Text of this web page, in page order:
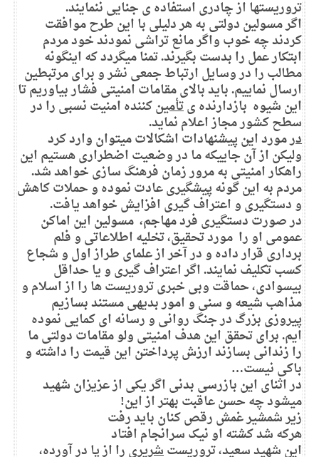
تروریستها از چادری استفاده ی جنایی ننمایند.
اگر مسولین دولتی به هر دلیلی با این طرح موافقت
کردند چه خوب واگر مانع تراشی نمودند خود مردم
ابتکار عمل را بدست بگیرند. تمنا میگردد که اینگونه
مطالب را در وسایل ارتباط جمعی نشر و برای مرتبطین
ارسال نماییم. باید بالای مقامات امنیتی فشار بیاوریم تا
این شیوه بازدارنده یتأمینکننده امنیت نسبی را در
سطح کشور مجاز اعلام نماید.
درمورد این پیشنهادات اشکالات میتوان وارد کرد
ولیکن از آن جاییکه ما در وضعیت اضطراری هستیم این
راهکار امنیتی به مرور زمان فرهنگ سازی خواهد شد.
مردم به این گونه پیشگیری عادت نموده و حملات کاهش
و دستگیری و اعتراف گیری افزایش خواهد یافت.
در صورت دستگیری فرد مهاجم، مسولین این اماکن
عمومی او را مورد تحقیق، تخلیه اطلاعاتی و فلم
برداری قرار داده و در آخر از علمای طراز اول و شجاع
کسب تکلیف نمایند. اگر اعتراف گیری و یا حداقل
بیسوادی، حماقت وبی خبری تروریست ها را از اسلام و
مذاهب شیعه و سنی و امور بدیهی مستند بسازیم
پیروزی بزرگ در جنگ روانی و رسانه ای کمایی نموده
ایم. برای تحقق این هدف امنیتی ولو مقامات دولتی ما
را زندانی بسازند ارزش پرداختن این قیمت را داشته و
باکی نیست…
در اثنای این بازرسی بدنی اگر یکی از عزیزان شهید
میشود چه حسن عاقبت بهتر از این!
‌زیر شمشیر غمش رقص کنان باید رفت
‌هرکه شد کشته او نیک سرانجام افتاد
این شهید سعید، تروریستشریریرا از پا در آورده،